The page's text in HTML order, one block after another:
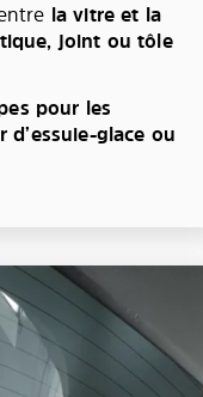
la vitre et la
joint ou tôle
pour les
glace ou